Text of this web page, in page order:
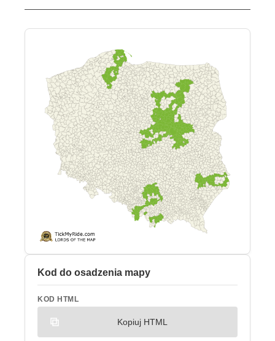
Kod do osadzenia mapy
KOD HTML
Kopiuj HTML